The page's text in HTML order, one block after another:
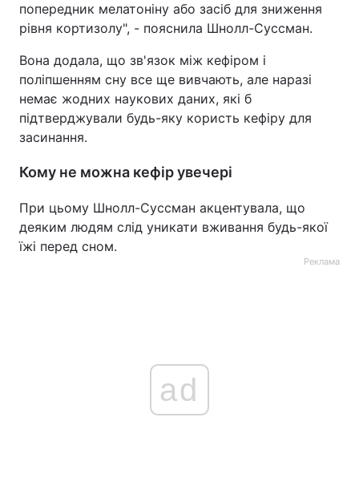
попередник мелатоніну або засіб для зниження
рівня кортизолу", - пояснила Шнолл-Суссман.
Вона додала, що зв'язок між кефіром і
поліпшенням сну все ще вивчають, але наразі
немає жодних наукових даних, які б
підтверджували будь-яку користь кефіру для
засинання.
Кому не можна кефір увечері
При цьому Шнолл-Суссман акцентувала, що
деяким людям слід уникати вживання будь-якої
їжі перед сном.
Реклама
ad